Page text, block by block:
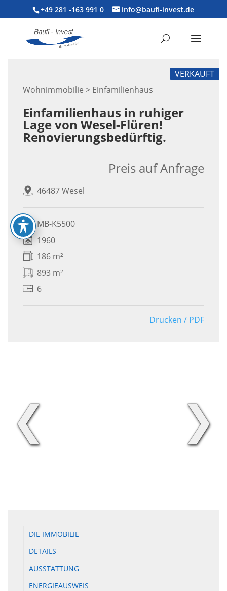
+49 281 -163 991 0 info@baufi-invest.de
Wohnimmobilie > Einfamilienhaus
VERKAUFT
Einfamilienhaus in ruhiger
Lage von Wesel-Flüren!
Renovierungsbedürftig.
46487 Wesel
Preis auf Anfrage
MB-K5500
1960
186 m²
893 m²
6
Drucken / PDF
❮ ❯
DIE IMMOBILIE
DETAILS
AUSSTATTUNG
ENERGIEAUSWEIS